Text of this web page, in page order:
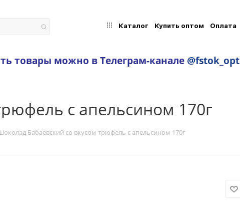
Каталог Купить оптом Оплата
товары можно в Телеграм-канале @fstok_opt
с апельсином 170г
Бабаевский со вкусом трюфель с апельсином 170г